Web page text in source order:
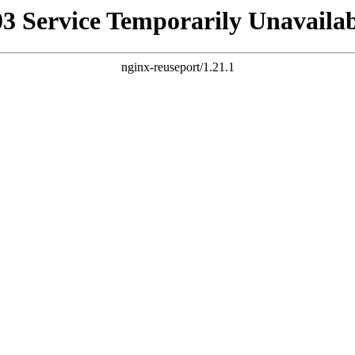
Service Temporarily
nginx-reuseport/1.21.1